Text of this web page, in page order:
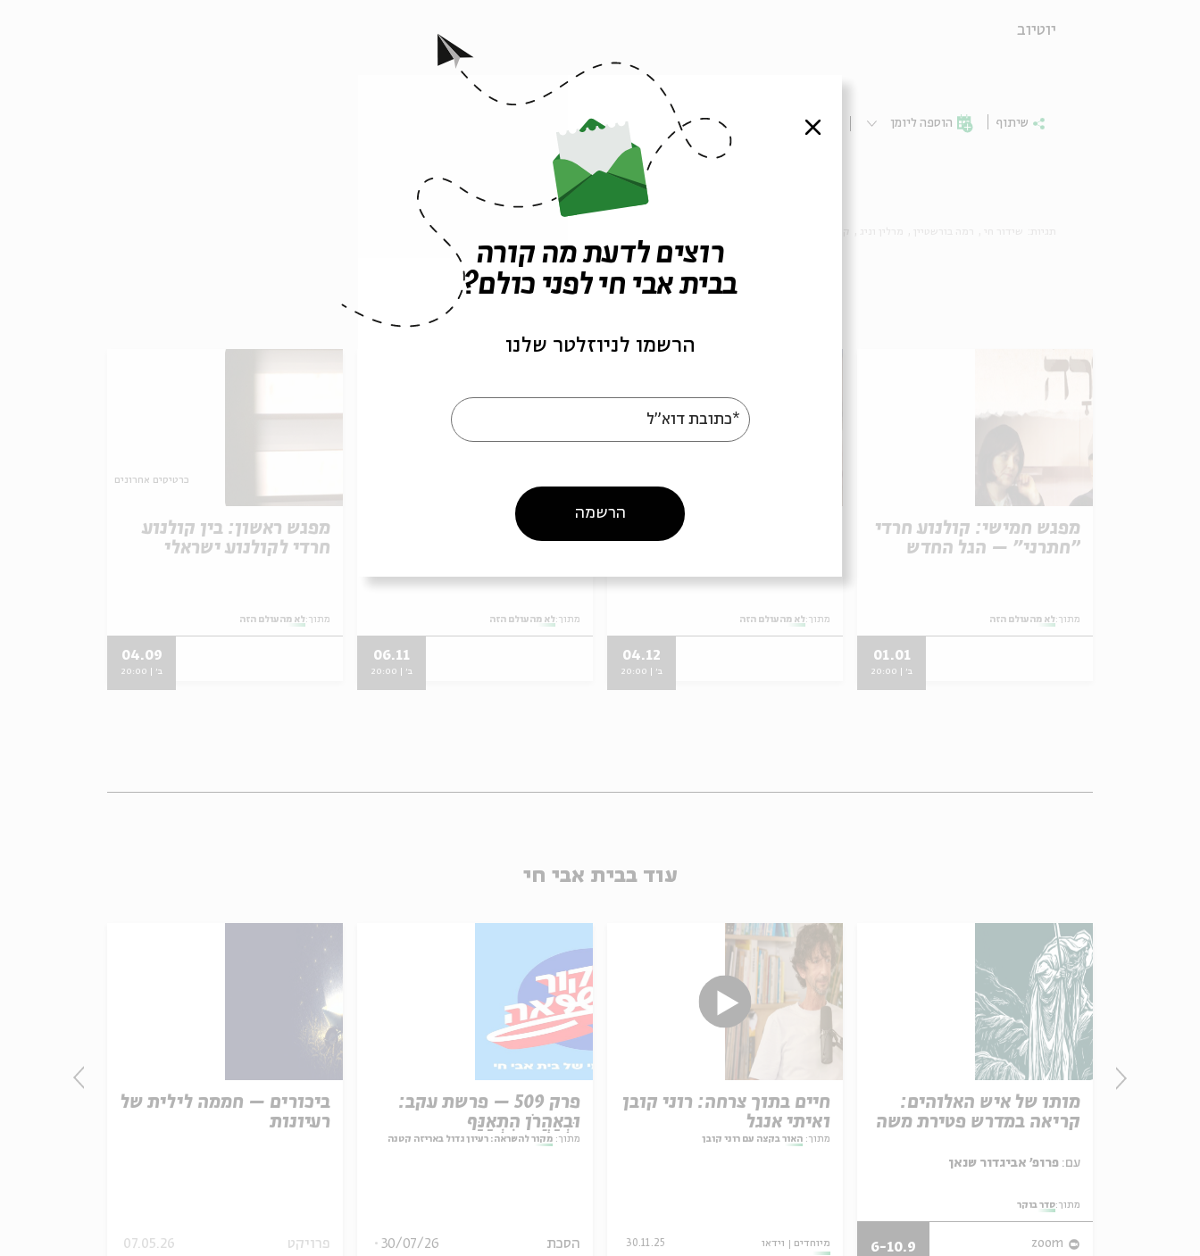
יוטיוב
שיתוף הוספה ליומן הרשמה לאירועים דומים
אירועים נוספים בסדרה
מפגש חמישי: קולנוע חרדי
"חתרני" – הגל החדש
מתוך: לא מהעולם הזה
01.01
ב' | 20:00
מפגש רביעי: קולנוע חרדי
מתוך: לא מהעולם הזה
04.12
ב' | 20:00
מפגש שלישי: קולנוע חרדי
מתוך: לא מהעולם הזה
06.11
ב' | 20:00
כרטיסים אחרונים
מפגש ראשון: בין קולנוע
חרדי לקולנוע ישראלי
מתוך: לא מהעולם הזה
04.09
ב' | 20:00
עוד בבית אבי חי
ביכורים – חממה לילית של
רעיונות
פרויקט 07.05.26
פרק 509 – פרשת עקב:
וּבְאַהֲרֹן הִתְאַנַּף
מתוך: מקור להשראה: רעיון גדול באריזה קטנה
הסכת 30/07/26
חיים בתוך צרחה: רוני קובן
ואיתי אנגל
מתוך: האור בקצה עם רוני קובן
מיוחדים וידאו 30.11.25
מותו של איש האלוהים:
קריאה במדרש פטירת משה
עם:
מתוך:סדר בוקר
zoom
6-10.9
סגור
רוצים לדעת מה קורה
בבית אבי חי לפני כולם?
הרשמו לניוזלטר שלנו
*כתובת דוא"ל
הרשמה